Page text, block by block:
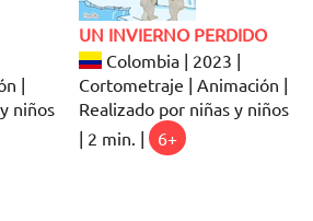
|
niños
UN INVIERNO PERDIDO
Colombia | 2023 |
Cortometraje | Animación |
Realizado por niñas y niños
| 2 min. |
6+